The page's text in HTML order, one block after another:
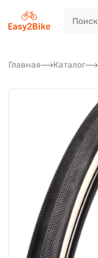
Главная Каталог